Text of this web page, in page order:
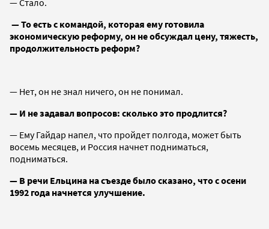
— Стало.
— То есть с командой, которая ему готовила
экономическую реформу, он не обсуждал цену, тяжесть,
продолжительность реформ?
— Нет, он не знал ничего, он не понимал.
— И не задавал вопросов: сколько это продлится?
— Ему Гайдар напел, что пройдет полгода, может быть
восемь месяцев, и Россия начнет подниматься,
подниматься.
— В речи Ельцина на съезде было сказано, что с осени
1992 года начнется улучшение.